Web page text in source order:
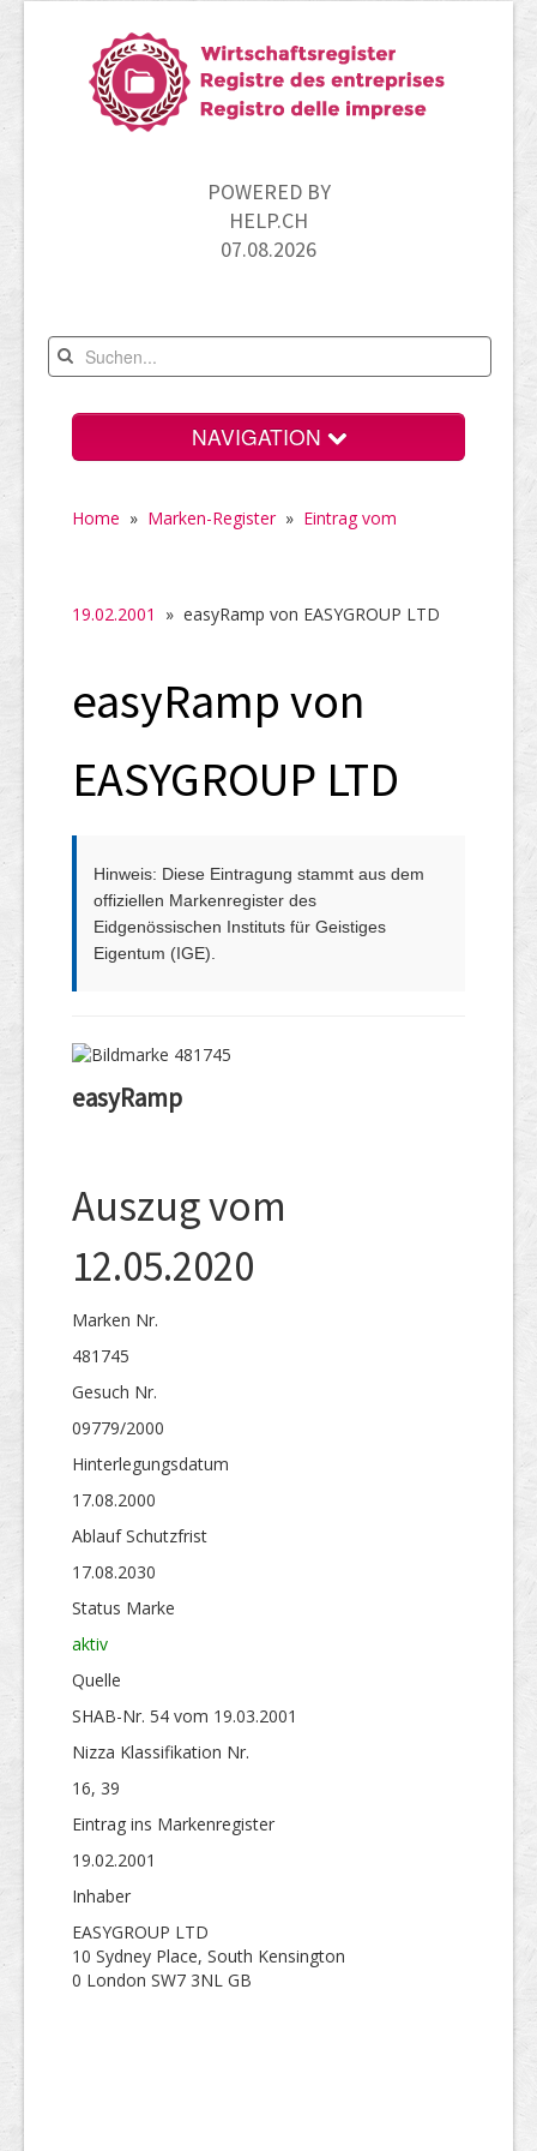
POWERED BY
HELP.CH
07.08.2026
NAVIGATION
UID-Register
Home » Marken-Register» Eintrag vom
19.02.2001 » easyRamp von EASYGROUP LTD
easyRamp von
EASYGROUP LTD
Hinweis: Diese Eintragung stammt aus dem
offiziellen Markenregister des
Eidgenössischen Instituts für Geistiges
Eigentum (IGE).
easyRamp
Auszug vom
12.05.2020
Marken Nr.
481745
Gesuch Nr.
09779/2000
Hinterlegungs­datum
17.08.2000
Ablauf Schutzfrist
17.08.2030
Status Marke
aktiv
Quelle
SHAB-Nr. 54 vom 19.03.2001
Nizza Klassifikation Nr.
16, 39
Eintrag ins Markenregister
19.02.2001
Inhaber
EASYGROUP LTD
10 Sydney Place, South Kensington
0 London SW7 3NL GB